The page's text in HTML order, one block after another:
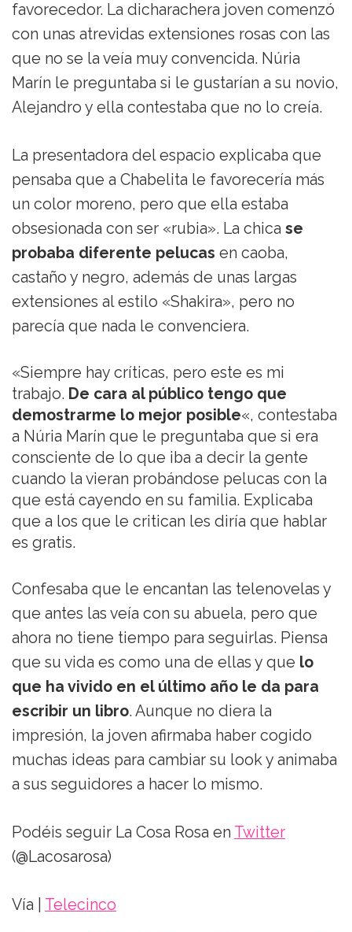
favorecedor. La dicharachera joven comenzó
con unas atrevidas extensiones rosas con las
que no se la veía muy convencida. Núria
Marín le preguntaba si le gustarían a su novio,
Alejandro y ella contestaba que no lo creía.
La presentadora del espacio explicaba que
pensaba que a Chabelita le favorecería más
un color moreno, pero que ella estaba
obsesionada con ser «rubia». La chica se
probaba diferente pelucas en caoba,
castaño y negro, además de unas largas
extensiones al estilo «Shakira», pero no
parecía que nada le convenciera.
«Siempre hay críticas, pero este es mi
trabajo. De cara al público tengo que
demostrarme lo mejor posible«, contestaba
a Núria Marín que le preguntaba que si era
consciente de lo que iba a decir la gente
cuando la vieran probándose pelucas con la
que está cayendo en su familia. Explicaba
que a los que le critican les diría que hablar
es gratis.
Confesaba que le encantan las telenovelas y
que antes las veía con su abuela, pero que
ahora no tiene tiempo para seguirlas. Piensa
que su vida es como una de ellas y que lo
que ha vivido en el último año le da para
escribir un libro. Aunque no diera la
impresión, la joven afirmaba haber cogido
muchas ideas para cambiar su look y animaba
a sus seguidores a hacer lo mismo.
Podéis seguir La Cosa Rosa en Twitter
(@Lacosarosa)
Vía | Telecinco